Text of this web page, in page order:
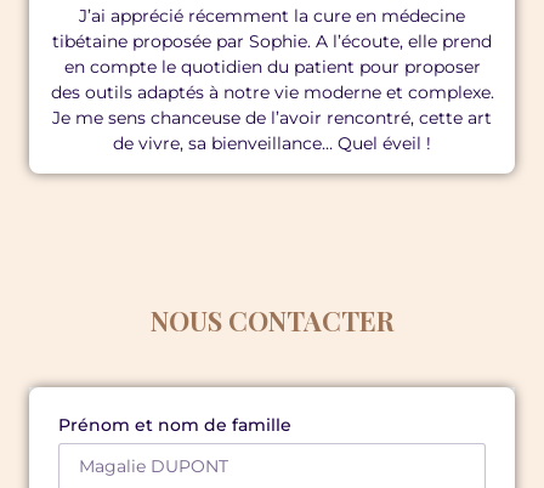
J’ai apprécié récemment la cure en médecine
tibétaine proposée par Sophie. A l’écoute, elle prend
en compte le quotidien du patient pour proposer
des outils adaptés à notre vie moderne et complexe.
Je me sens chanceuse de l’avoir rencontré, cette art
de vivre, sa bienveillance… Quel éveil !
NOUS CONTACTER
Prénom et nom de famille